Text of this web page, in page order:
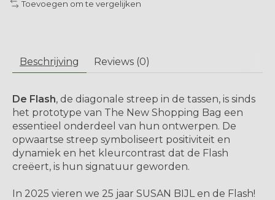
Toevoegen om te vergelijken
Beschrijving Reviews (0)
De Flash, de diagonale streep in de tassen, is sinds
het prototype van The New Shopping Bag een
essentieel onderdeel van hun ontwerpen. De
opwaartse streep symboliseert positiviteit en
dynamiek en het kleurcontrast dat de Flash
creëert, is hun signatuur geworden.
In 2025 vieren we 25 jaar SUSAN BIJL en de Flash!